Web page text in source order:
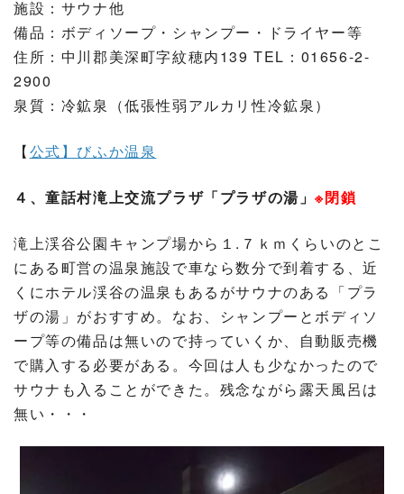
施設：サウナ他
備品：ボディソープ・シャンプー・ドライヤー等
住所：中川郡美深町字紋穂内139 TEL：01656-2-
2900
泉質：冷鉱泉（低張性弱アルカリ性冷鉱泉）
【公式】びふか温泉
４、童話村滝上交流プラザ「プラザの湯」※閉鎖
滝上渓谷公園キャンプ場から１.７ｋｍくらいのとこ
にある町営の温泉施設で車なら数分で到着する、近
くにホテル渓谷の温泉もあるがサウナのある「プラ
ザの湯」がおすすめ。なお、シャンプーとボディソ
ープ等の備品は無いので持っていくか、自動販売機
で購入する必要がある。今回は人も少なかったので
サウナも入ることができた。残念ながら露天風呂は
無い・・・